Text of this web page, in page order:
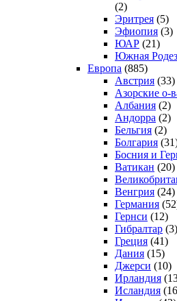
(2)
Эритрея (5)
Эфиопия (3)
ЮАР (21)
Южная
Европа (885)
Австрия (33)
Азорские о-
Албания (2)
Андорра (2)
Бельгия (2)
Болгария
Босния и
Ватикан (20)
Венгрия (24)
Германия
Гернси (12)
Гибралтар (3)
Греция (41)
Дания (15)
Джерси (10)
Ирландия
Исландия